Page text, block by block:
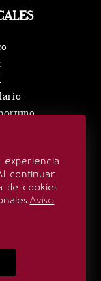
experiencia
continuar
de cookies
Aviso